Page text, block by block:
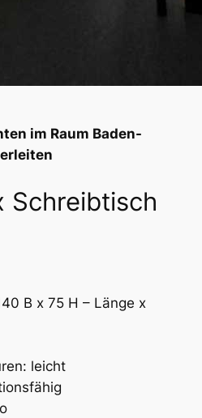
im Raum Baden-
Schreibtisch
B x 75 H – Länge x
leicht